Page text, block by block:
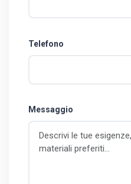
Telefono
Messaggio